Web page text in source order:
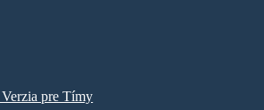
pre Tímy